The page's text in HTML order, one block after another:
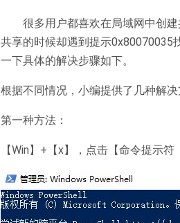
很多用户都喜欢在局域网中创
共享的时候却遇到提示0x80070035
一下具体的解决步骤如下。
根据不同情况，小编提供了几种解决
第一种方法：
【Win】+【x】，点击【命令提示